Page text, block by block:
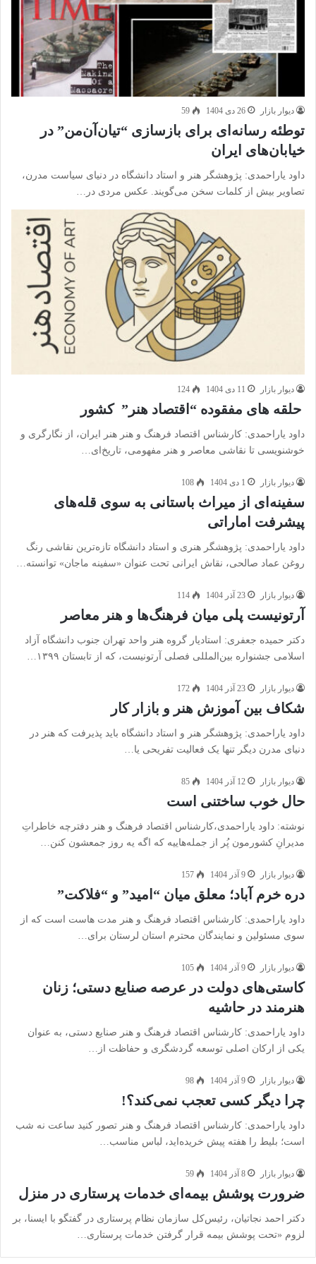
دیوار بازار 26 دی 1404 59
توطئه رسانه‌ای برای بازسازی “تیان‌آن‌من” در
خیابان‌های ایران
داود یاراحمدی: پژوهشگر هنر و استاد دانشگاه در دنیای سیاست مدرن،
تصاویر بیش از کلمات سخن می‌گویند. عکس مردی در…
دیوار بازار 11 دی 1404 124
حلقه های مفقوده “اقتصاد هنر” کشور
داود یاراحمدی: کارشناس اقتصاد فرهنگ و هنر هنر ایران، از نگارگری و
خوشنویسی تا نقاشی معاصر و هنر مفهومی، تاریخ‌ای…
دیوار بازار 1 دی 1404 108
سفینه‌ای از میراث باستانی به سوی قله‌های
پیشرفت اماراتی
داود یاراحمدی: پژوهشگر هنری و استاد دانشگاه تازه‌ترین نقاشی رنگ
روغن عماد صالحی، نقاش ایرانی تحت عنوان «سفینه ماجان» توانسته…
دیوار بازار 23 آذر 1404 114
آرتونیست پلی میان فرهنگ‌ها و هنر معاصر
دکتر حمیده جعفری: استادیار گروه هنر واحد تهران جنوب دانشگاه آزاد
اسلامی جشنواره بین‌المللی فصلی آرتونیست، که از تابستان ۱۳۹۹…
دیوار بازار 23 آذر 1404 172
شکاف بین آموزش هنر و بازار کار
داود یاراحمدی: پژوهشگر هنر و استاد دانشگاه باید پذیرفت که هنر در
دنیای مدرن دیگر تنها یک فعالیت تفریحی یا…
دیوار بازار 12 آذر 1404 85
حال خوب ساختنی است
نوشته: داود یاراحمدی،کارشناس اقتصاد فرهنگ و هنر دفترچه خاطراتِ
مدیرانِ کشورمون پُر از جمله‌هاییه که اگه یه روز جمعشون کنن…
دیوار بازار 9 آذر 1404 157
دره خرم آباد؛ معلق میان “امید” و “فلاکت”
داود یاراحمدی: کارشناس اقتصاد فرهنگ و هنر مدت هاست است که از
سوی مسئولین و نمایندگان محترم استان لرستان برای…
دیوار بازار 9 آذر 1404 105
کاستی‌های دولت در عرصه صنایع دستی؛ زنان
هنرمند در حاشیه
داود یاراحمدی: کارشناس اقتصاد فرهنگ و هنر صنایع دستی، به عنوان
یکی از ارکان اصلی توسعه گردشگری و حفاظت از…
دیوار بازار 9 آذر 1404 98
چرا دیگر کسی تعجب نمی‌کند؟!
داود یاراحمدی: کارشناس اقتصاد فرهنگ و هنر تصور کنید ساعت نه شب
است؛ بلیط را هفته پیش خریده‌اید، لباس مناسب…
دیوار بازار 8 آذر 1404 59
ضرورت پوشش بیمه‌ای خدمات پرستاری در منزل
دکتر احمد نجاتیان، رئیس‌کل سازمان نظام پرستاری در گفتگو با ایسنا، بر
لزوم «تحت پوشش بیمه قرار گرفتن خدمات پرستاری…